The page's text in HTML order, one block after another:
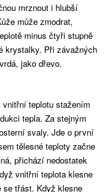
mrznout i hlubší
může zmodrat,
minus čtyři stupně
krystalky. Při závažných
jako dřevo.
teplotu stažením
tepla. Za stejným
svaly. Jde o první
tělesné teploty začne
přichází nedostatek
vnitřní teplota klesne
se třást. Když klesne